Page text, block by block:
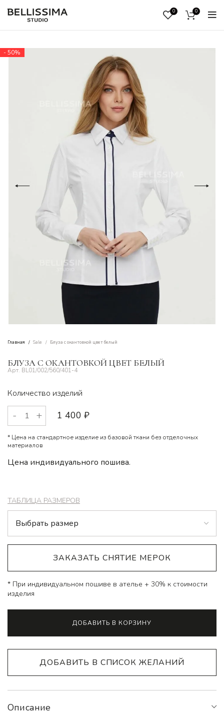
0 0
- 50%
Главная Sale Блуза с окантовкой цвет белый
БЛУЗА С ОКАНТОВКОЙ ЦВЕТ БЕЛЫЙ
BL01/002/560/401-4
Количество изделий
1 400 ₽
* Цена на стандартное изделие из базовой ткани без отделочных
материалов
Цена индивидуального пошива.
ТАБЛИЦА РАЗМЕРОВ
ЗАКАЗАТЬ СНЯТИЕ МЕРОК
* При индивидуальном пошиве в ателье + 30% к стоимости
изделия
ДОБАВИТЬ В КОРЗИНУ
ДОБАВИТЬ В СПИСОК ЖЕЛАНИЙ
Описание